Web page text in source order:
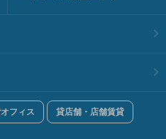
フィス 貸店舗・店舗賃貸